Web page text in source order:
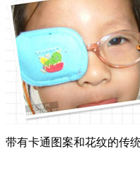
带有卡通图案和花纹的传